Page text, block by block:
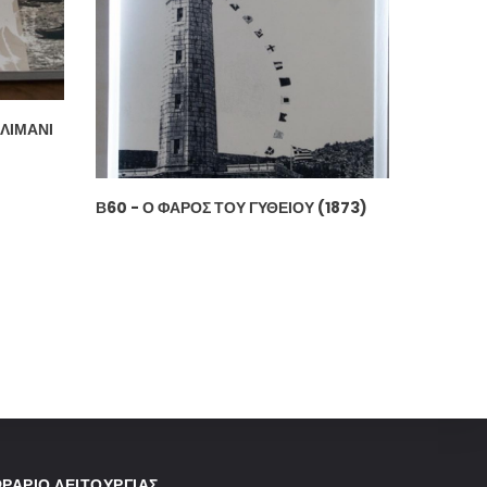
Β60 - Ο ΦΆΡΟΣ ΤΟΥ ΓΥΘΕΊΟΥ (1873)